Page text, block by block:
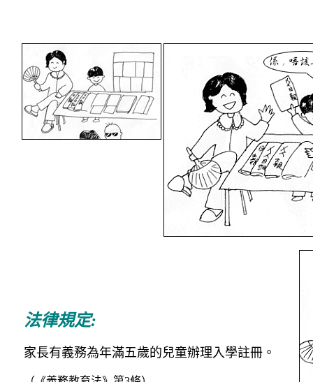
法律規定:
家長有義務為年滿五歲的兒童辦理入學註冊。